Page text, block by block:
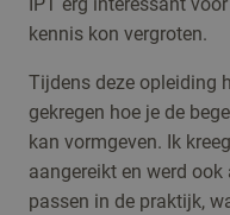
kennis kon vergroten.
Tijdens deze opleiding
gekregen hoe je de
kan vormgeven. Ik
aangereikt en werd
passen in de praktijk,